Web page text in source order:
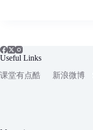
Useful Links
课堂有点酷
新浪微博